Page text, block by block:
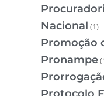
Nacional (1)
Promoção
Pronampe